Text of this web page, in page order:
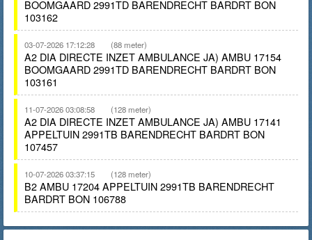
BOOMGAARD 2991TD BARENDRECHT BARDRT BON
103162
03-07-2026 17:12:28 (88 meter)
A2 DIA DIRECTE INZET AMBULANCE JA) AMBU 17154
BOOMGAARD 2991TD BARENDRECHT BARDRT BON
103161
11-07-2026 03:08:58 (128 meter)
A2 DIA DIRECTE INZET AMBULANCE JA) AMBU 17141
APPELTUIN 2991TB BARENDRECHT BARDRT BON
107457
10-07-2026 03:37:15 (128 meter)
B2 AMBU 17204 APPELTUIN 2991TB BARENDRECHT
BARDRT BON 106788